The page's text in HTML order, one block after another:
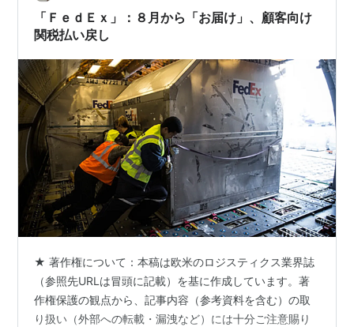
「ＦｅｄＥｘ」：８月から「お届け」、顧客向け
関税払い戻し
★ 著作権について：本稿は欧米のロジスティクス業界誌
（参照先URLは冒頭に記載）を基に作成しています。著
作権保護の観点から、記事内容（参考資料を含む）の取
り扱い（外部への転載・漏洩など）には十分ご注意賜り